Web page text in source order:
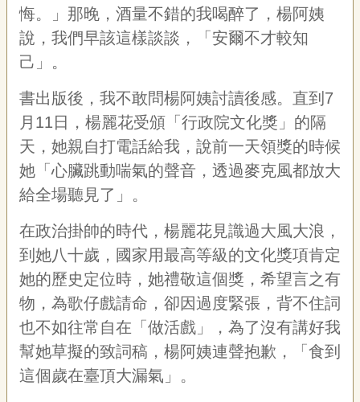
悔。」那晚，酒量不錯的我喝醉了，楊阿姨
說，我們早該這樣談談，「安爾不才較知
己」。
書出版後，我不敢問楊阿姨討讀後感。直到7
月11日，楊麗花受頒「行政院文化獎」的隔
天，她親自打電話給我，說前一天領獎的時候
她「心臟跳動喘氣的聲音，透過麥克風都放大
給全場聽見了」。
在政治掛帥的時代，楊麗花見識過大風大浪，
到她八十歲，國家用最高等級的文化獎項肯定
她的歷史定位時，她禮敬這個獎，希望言之有
物，為歌仔戲請命，卻因過度緊張，背不住詞
也不如往常自在「做活戲」，為了沒有講好我
幫她草擬的致詞稿，楊阿姨連聲抱歉，「食到
這個歲在臺頂大漏氣」。